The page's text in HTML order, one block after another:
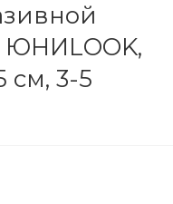
ЮНИLOOK,
см, 3-5